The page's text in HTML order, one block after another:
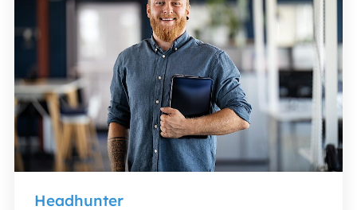
Headhunter